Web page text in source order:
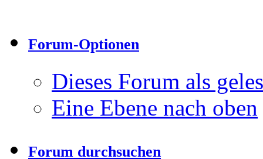
Forum-Optionen
Dieses Forum als
Eine Ebene nach oben
Forum durchsuchen